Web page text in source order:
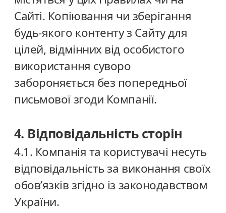
Сайті. Копіювання чи зберігання
будь-якого контенту з Сайту для
цілей, відмінних від особистого
використання суворо
забороняється без попередньої
письмової згоди Компанії.
4. Відповідальність сторін
4.1. Компанія та користувачі несуть
відповідальність за виконання своїх
обов’язків згідно із законодавством
України.